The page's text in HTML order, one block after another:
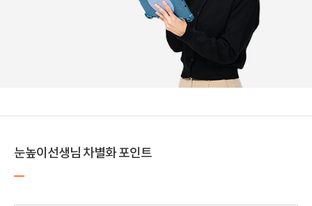
눈높이선생님 차별화 포인트